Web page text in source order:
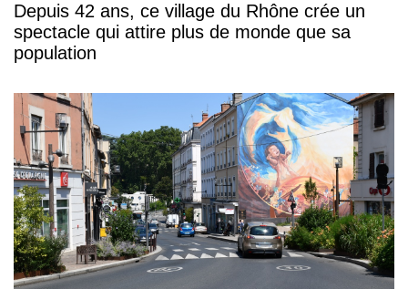
Depuis 42 ans, ce village du Rhône crée un
spectacle qui attire plus de monde que sa
population